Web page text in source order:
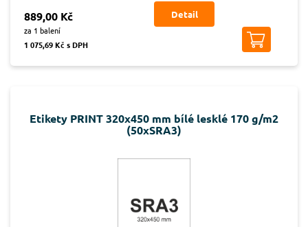
889,00 Kč
za 1 balení
1 075,69 Kč s DPH
Detail
Etikety PRINT 320x450 mm bílé lesklé 170 g/m2
(50xSRA3)